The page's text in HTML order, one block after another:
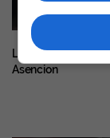
Liverpooli
Asencion